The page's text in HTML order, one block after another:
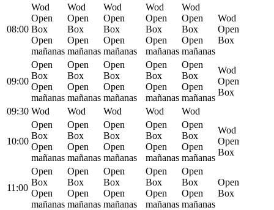
08:00
Wod
Open
Box
Open
mañanas
Wod
Open
Box
Open
mañanas
Wod
Open
Box
Open
mañanas
Wod
Open
Box
Open
mañanas
Wod
Open
Box
Open
mañanas
Wod
Open
Box
09:00
Open
Box
Open
mañanas
Open
Box
Open
mañanas
Open
Box
Open
mañanas
Open
Box
Open
mañanas
Open
Box
Open
mañanas
Wod
Open
Box
09:30 Wod Wod Wod Wod Wod
10:00
Open
Box
Open
mañanas
Open
Box
Open
mañanas
Open
Box
Open
mañanas
Open
Box
Open
mañanas
Open
Box
Open
mañanas
Wod
Open
Box
11:00
Open
Box
Open
mañanas
Open
Box
Open
mañanas
Open
Box
Open
mañanas
Open
Box
Open
mañanas
Open
Box
Open
mañanas
Open
Box